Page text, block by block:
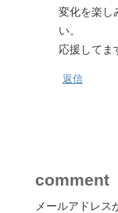
変化を楽し
い。
応援して
返信
comment
メールアドレス